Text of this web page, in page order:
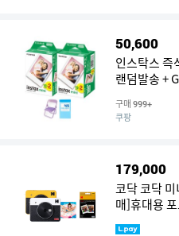
50,600
인스탁스 즉
랜덤발송 +
구매 999+
쿠팡
179,000
코닥 코닥
매]휴대용